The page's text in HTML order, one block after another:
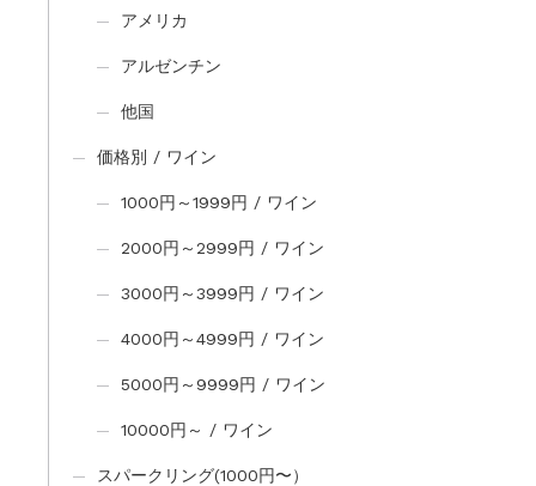
アメリカ
アルゼンチン
他国
価格別 / ワイン
1000円～1999円 / ワイン
2000円～2999円 / ワイン
3000円～3999円 / ワイン
4000円～4999円 / ワイン
5000円～9999円 / ワイン
10000円～ / ワイン
スパークリング(1000円〜）